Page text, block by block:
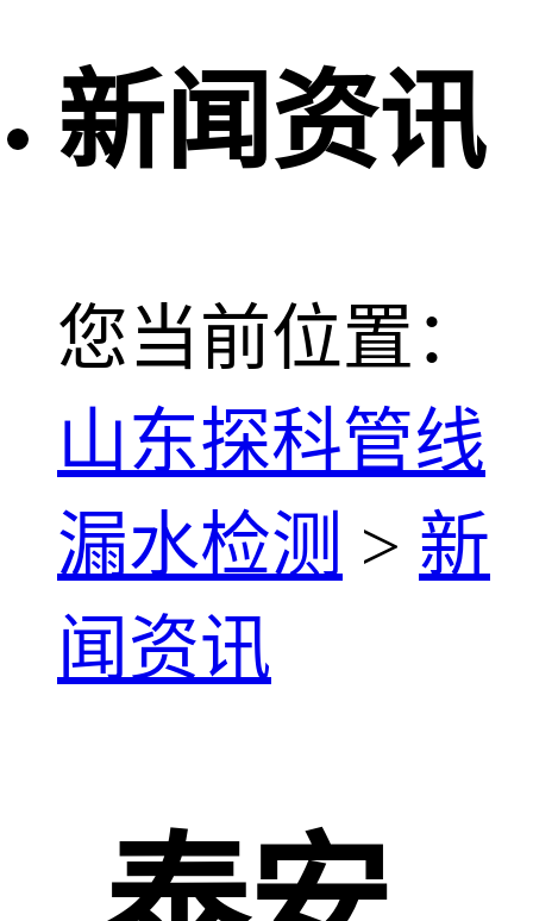
新闻资讯
您当前位置：
山东探科管线
漏水检测 > 新
闻资讯